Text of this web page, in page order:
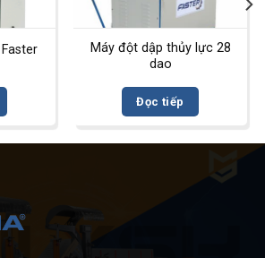
Máy đột dập thủy lực 28
dao
Đọc tiếp